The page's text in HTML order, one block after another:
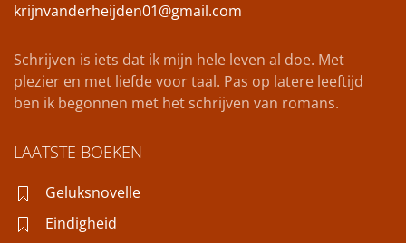
krijnvanderheijden01@gmail.com
Schrijven is iets dat ik mijn hele leven al doe. Met
plezier en met liefde voor taal. Pas op latere leeftijd
ben ik begonnen met het schrijven van romans.
LAATSTE BOEKEN
Geluksnovelle
Eindigheid